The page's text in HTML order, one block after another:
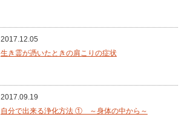
2017.12.05
生き霊が憑いたときの肩こりの症状
2017.09.19
自分で出来る浄化方法 ① ～身体の中から～